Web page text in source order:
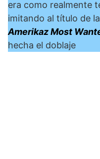
era como realmente
imitando al título de
Amerikaz Most
hecha el doblaje